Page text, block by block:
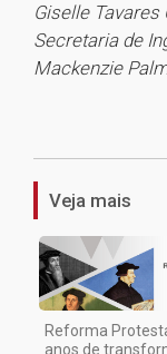
Giselle
Secretaria de
Mackenzie
Veja mais
Reforma
anos de